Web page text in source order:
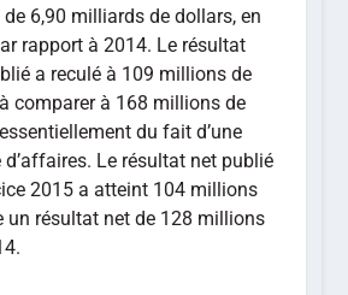
6,90 milliards de dollars, en
rapport à 2014. Le résultat
a reculé à 109 millions de
comparer à 168 millions de
du fait d’une
Le résultat net publié
2015 a atteint 104 millions
un résultat net de 128 millions